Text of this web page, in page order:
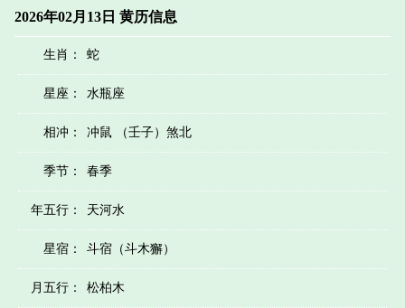
2026年02月13日 黄历信息
生肖： 蛇
星座： 水瓶座
相冲： 冲鼠 （壬子）煞北
季节： 春季
年五行： 天河水
星宿： 斗宿（斗木獬）
月五行： 松柏木